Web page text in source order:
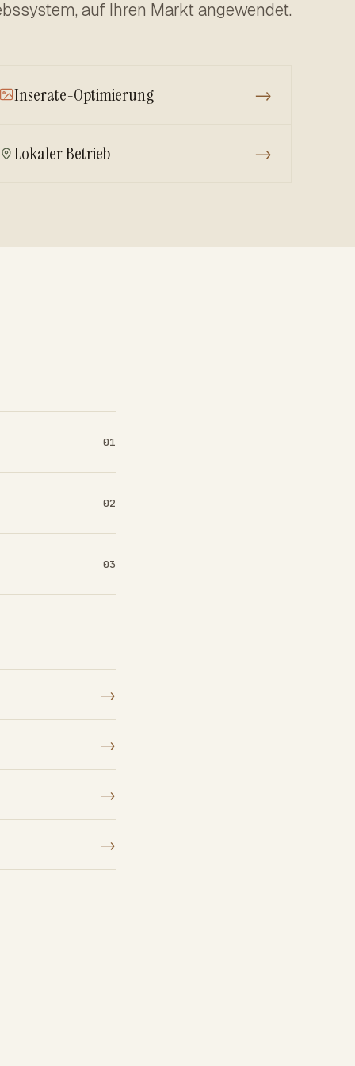
auf Ihren Markt angewendet.
Inserate-Optimierung →
Lokaler Betrieb →
01
02
03
→
→
→
→